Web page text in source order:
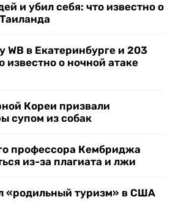
и убил себя: что известно о
WB в Екатеринбурге и 203
известно о ночной атаке
Кореи призвали
супом из собак
профессора Кембриджа
из-за плагиата и лжи
«родильный туризм» в США